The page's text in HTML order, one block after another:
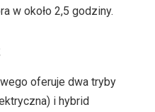
w około 2,5 godziny.
oferuje dwa tryby
i hybrid